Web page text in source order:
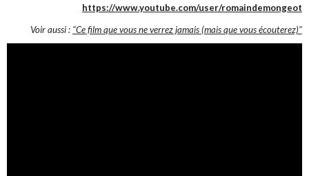
https://www.youtube.com/user/romaindemongeot
Voir aussi : "Ce film que vous ne verrez jamais (mais que vous écouterez)"